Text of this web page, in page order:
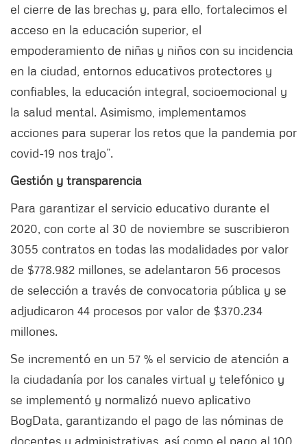
el cierre de las brechas y, para ello, fortalecimos el
acceso en la educación superior, el
empoderamiento de niñas y niños con su incidencia
en la ciudad, entornos educativos protectores y
confiables, la educación integral, socioemocional y
la salud mental. Asimismo, implementamos
acciones para superar los retos que la pandemia por
covid-19 nos trajo”.
Gestión y transparencia
Para garantizar el servicio educativo durante el
2020, con corte al 30 de noviembre se suscribieron
3055 contratos en todas las modalidades por valor
de $778.982 millones, se adelantaron 56 procesos
de selección a través de convocatoria pública y se
adjudicaron 44 procesos por valor de $370.234
millones.
Se incrementó en un 57 % el servicio de atención a
la ciudadanía por los canales virtual y telefónico y
se implementó y normalizó nuevo aplicativo
BogData, garantizando el pago de las nóminas de
docentes y administrativas, así como el pago al 100